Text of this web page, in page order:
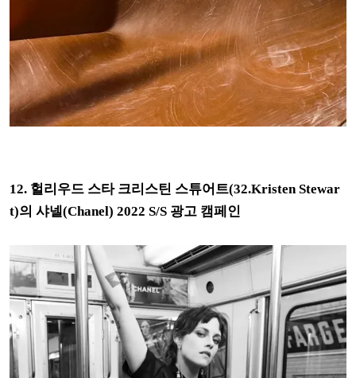
12. 헐리우드 스타 크리스틴 스튜어트(32.Kristen Stewar
t)의 샤넬(Chanel) 2022 S/S 광고 캠페인